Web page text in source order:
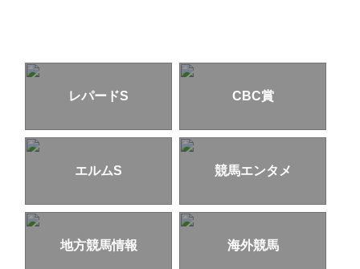
レパードS CBC賞
エルムS 競馬エンタメ
地方競馬情報 海外競馬